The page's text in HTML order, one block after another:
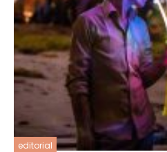
editorial